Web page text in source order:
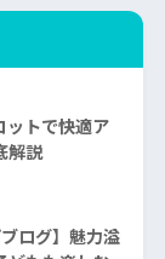
トで快適ア
解説
ログ】魅力溢